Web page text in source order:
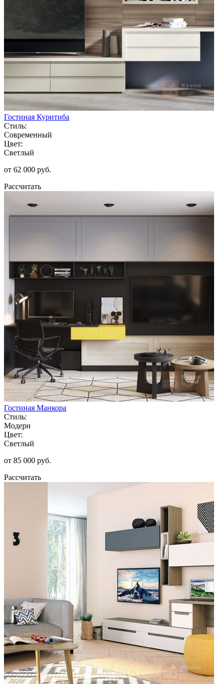
Гостиная Куритиба
Стиль:
Современный
Цвет:
Светлый
от 62 000 руб.
Рассчитать
Гостиная Манкора
Стиль:
Модерн
Цвет:
Светлый
от 85 000 руб.
Рассчитать